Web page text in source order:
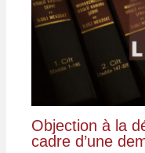
Objection à la
cadre d’une